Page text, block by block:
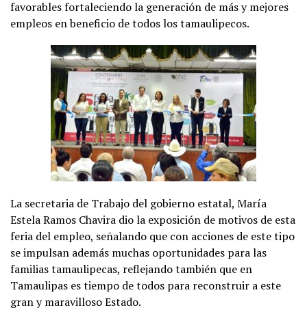
favorables fortaleciendo la generación de más y mejores
empleos en beneficio de todos los tamaulipecos.
La secretaria de Trabajo del gobierno estatal, María
Estela Ramos Chavira dio la exposición de motivos de esta
feria del empleo, señalando que con acciones de este tipo
se impulsan además muchas oportunidades para las
familias tamaulipecas, reflejando también que en
Tamaulipas es tiempo de todos para reconstruir a este
gran y maravilloso Estado.